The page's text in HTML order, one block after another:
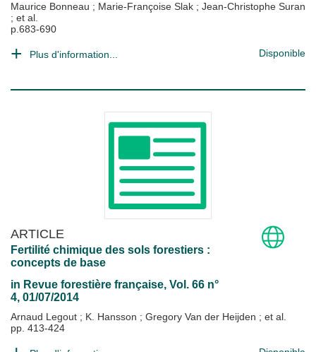
Maurice Bonneau ; Marie-Françoise Slak ; Jean-Christophe Suran
; et al.
p.683-690
Plus d'information... Disponible
ARTICLE
Fertilité chimique des sols forestiers :
concepts de base
in Revue forestière française, Vol. 66 n°
4, 01/07/2014
Arnaud Legout ; K. Hansson ; Gregory Van der Heijden ; et al.
pp. 413-424